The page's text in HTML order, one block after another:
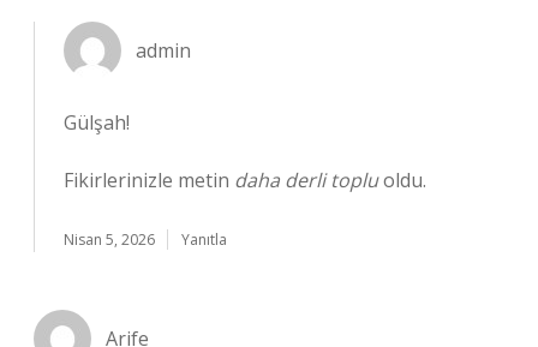
admin
Gülşah!
Fikirlerinizle metin daha derli topluoldu.
Nisan 5, 2026 Yanıtla
Arife